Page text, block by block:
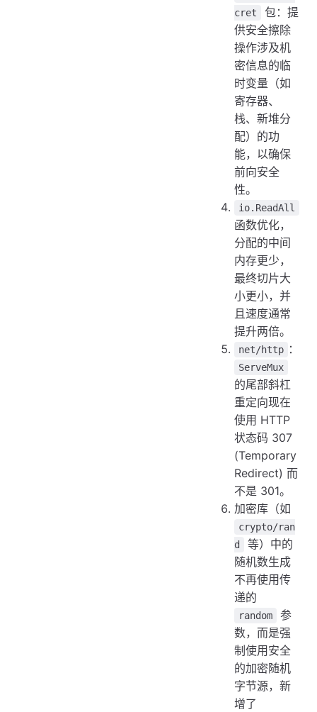
cret
包：提
供安全擦除
操作涉及机
密信息的临
时变量（如
寄存器、
栈、新堆分
配）的功
能，以确保
前向安全
性。
io.ReadAll
函数优化，
分配的中间
内存更少，
最终切片大
小更小，并
且速度通常
提升两倍。
net/http ：
ServeMux
的尾部斜杠
重定向现在
使用 HTTP
状态码 307
(Temporary
Redirect) 而
不是 301。
加密库（如
crypto/ran
d
等）中的
随机数生成
不再使用传
递的
random
参
数，而是强
制使用安全
的加密随机
字节源，新
增了